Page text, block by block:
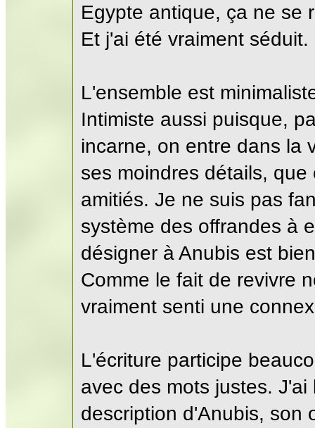
Egypte antique, ça ne se
Et j'ai été vraiment séduit.
L'ensemble est
Intimiste aussi puisque,
incarne, on entre dans la
ses moindres détails,
amitiés. Je ne suis pas
système des offrandes à
désigner à Anubis est
Comme le fait de revivre
vraiment senti une
L'écriture participe
avec des mots justes.
description d'Anubis, son